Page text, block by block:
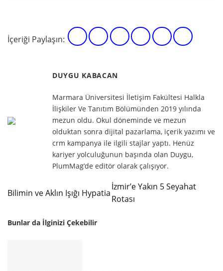
İçeriği Paylaşın:
DUYGU KABACAN
Marmara Üniversitesi İletişim Fakültesi Halkla
İlişkiler Ve Tanıtım Bölümünden 2019 yılında
mezun oldu. Okul döneminde ve mezun
olduktan sonra dijital pazarlama, içerik yazımı ve
crm kampanya ile ilgili stajlar yaptı. Henüz
kariyer yolculuğunun başında olan Duygu,
PlumMag’de editör olarak çalışıyor.
Bilimin ve Aklın Işığı Hypatia
İzmir’e Yakın 5 Seyahat
Rotası
Bunlar da İlginizi Çekebilir